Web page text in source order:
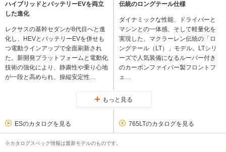
ハイブリッドとバッテリーEVを両立
した進化
レクサスの基幹セダンが8代目へと進
化し、HEVとバッテリーEVを併せも
つ電動ラインアップで全面刷新され
た。新開発プラットフォームと電動化
技術の強化により、静粛性や乗り心地
が一段と高められ、操縦安定性…
伝統のロングテール仕様
ダイナミックな性能、ドライバーと
マシンとの一体感、そして軽量化を
実現した、マクラーレン伝統の「ロ
ングテール（LT）」モデル。LTシリ
ーズで人気装備になるルーバー付き
のカーボンファイバー製フロントフ
ェ…
もっと見る
ESのカタログを見る 765LTのカタログを見る
※カタログスペック情報は最新モデルのものです。